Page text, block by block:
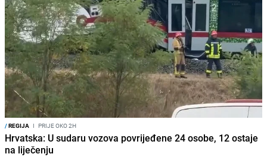
/REGIJA I PRIJE OKO 2H
Hrvatska: U sudaru vozova povrijeđene 24 osobe, 12 ostaje
na liječenju